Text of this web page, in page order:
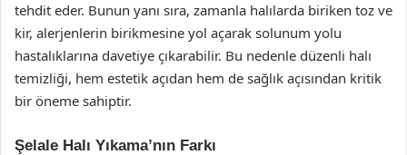
tehdit eder. Bunun yanı sıra, zamanla halılarda biriken toz ve
kir, alerjenlerin birikmesine yol açarak solunum yolu
hastalıklarına davetiye çıkarabilir. Bu nedenle düzenli halı
temizliği, hem estetik açıdan hem de sağlık açısından kritik
bir öneme sahiptir.
Şelale Halı Yıkama’nın Farkı